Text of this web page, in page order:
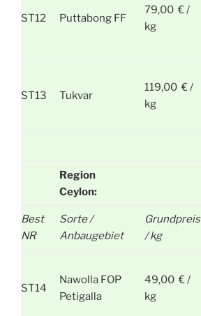
ST12 Puttabong FF
79,00 € /
kg
ST13 Tukvar
119,00 € /
kg
Region
Ceylon:
Best
NR
Sorte /
Anbaugebiet
Grundpreis
/ kg
ST14
Nawolla FOP
Petigalla
49,00 € /
kg